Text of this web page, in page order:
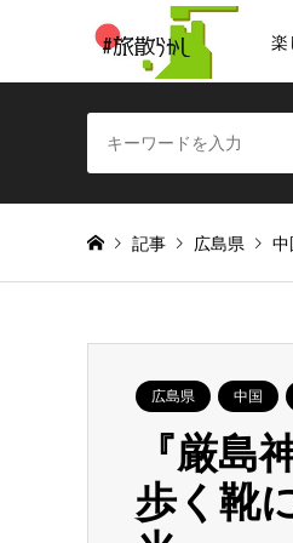
楽
記事 広島県 中
広島県 中国
『厳島
歩く靴